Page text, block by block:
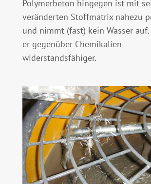
Polymerbeton hingegen ist mit
veränderten Stoffmatrix nahezu
und nimmt (fast) kein Wasser
er gegenüber Chemikalien
widerstandsfähiger.